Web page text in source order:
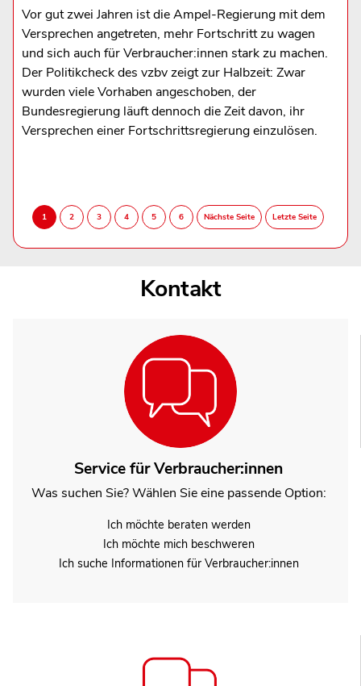
Vor gut zwei Jahren ist die Ampel-Regierung mit dem
Versprechen angetreten, mehr Fortschritt zu wagen
und sich auch für Verbraucher:innen stark zu machen.
Der Politikcheck des vzbv zeigt zur Halbzeit: Zwar
wurden viele Vorhaben angeschoben, der
Bundesregierung läuft dennoch die Zeit davon, ihr
Versprechen einer Fortschrittsregierung einzulösen.
Kontakt
Service für Verbraucher:innen
Was suchen Sie? Wählen Sie eine passende Option:
Ich möchte beraten werden
Ich möchte mich beschweren
Ich suche Informationen für Verbraucher:innen